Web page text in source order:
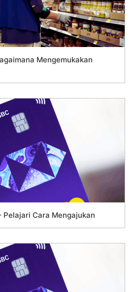
Mengemukakan
Pelajari Cara Mengajukan